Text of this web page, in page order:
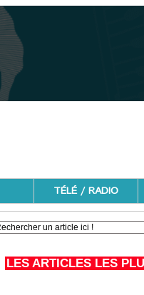
TÉLÉ / RADIO
LES ARTICLES LES